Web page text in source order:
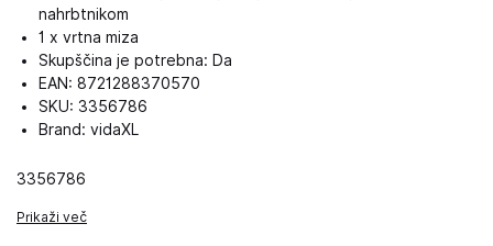
nahrbtnikom
1 x vrtna miza
Skupščina je potrebna: Da
EAN: 8721288370570
SKU: 3356786
Brand: vidaXL
3356786
Prikaži več